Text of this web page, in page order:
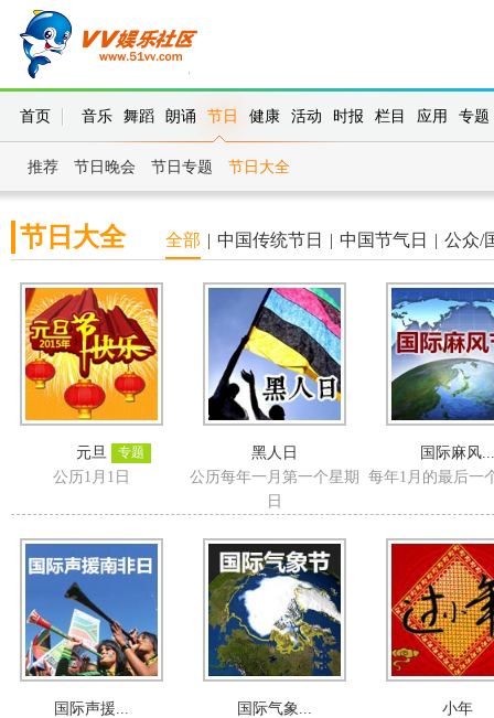
首页 音乐 舞蹈 朗诵 节日 健康 活动 时报 栏目 应用 专题
推荐 节日晚会 节日专题 节日大全
节日大全 全部 | 中国传统节日 | 中国节气日 | 公众/
元旦
公历1月1日
专题
黑人日
公历每年一月第一个星期
日
国际麻风...
每年1月的最后一
国际声援...
国际气象...
小年